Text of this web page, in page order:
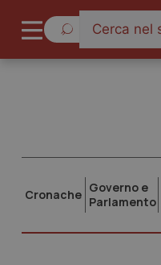
Cronache Governo e
Parlamento